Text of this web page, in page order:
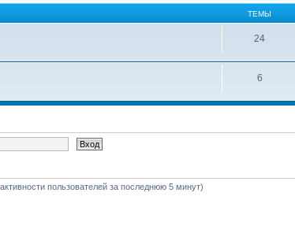
ТЕМЫ
24
6
пользователей за последнюю 5 минут)